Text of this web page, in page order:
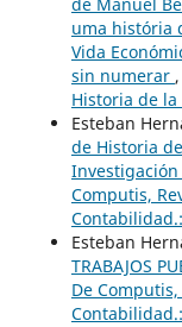
uma história
Vida
sin numerar ,
Historia de la
Esteban
de Historia
Investigación
Computis,
Esteban
TRABAJOS
De